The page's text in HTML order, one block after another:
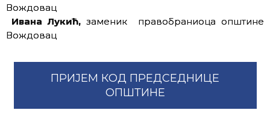
Вождовац
Ивана Лукић, заменик правобраниоца општине
Вождовац
ПРИЈЕМ КОД ПРЕДСЕДНИЦЕ
ОПШТИНЕ